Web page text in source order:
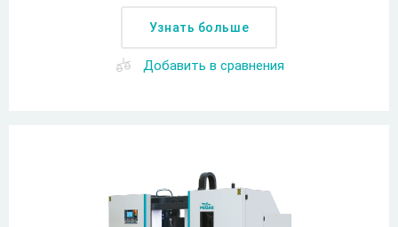
Узнать больше
Добавить в сравнения